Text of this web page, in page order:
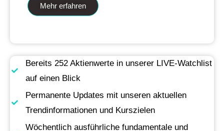
Mehr erfahren
Bereits 252 Aktienwerte in unserer LIVE-Watchlist
auf einen Blick
Permanente Updates mit unseren aktuellen
Trendinformationen und Kurszielen
Wöchentlich ausführliche fundamentale und